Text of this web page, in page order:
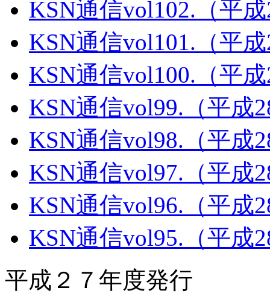
KSN通信vol102.（平
KSN通信vol101.（平
KSN通信vol100.（平
KSN通信vol99.（平成
KSN通信vol98.（平成
KSN通信vol97.（平成
KSN通信vol96.（平成
KSN通信vol95.（平成
平成２７年度発行